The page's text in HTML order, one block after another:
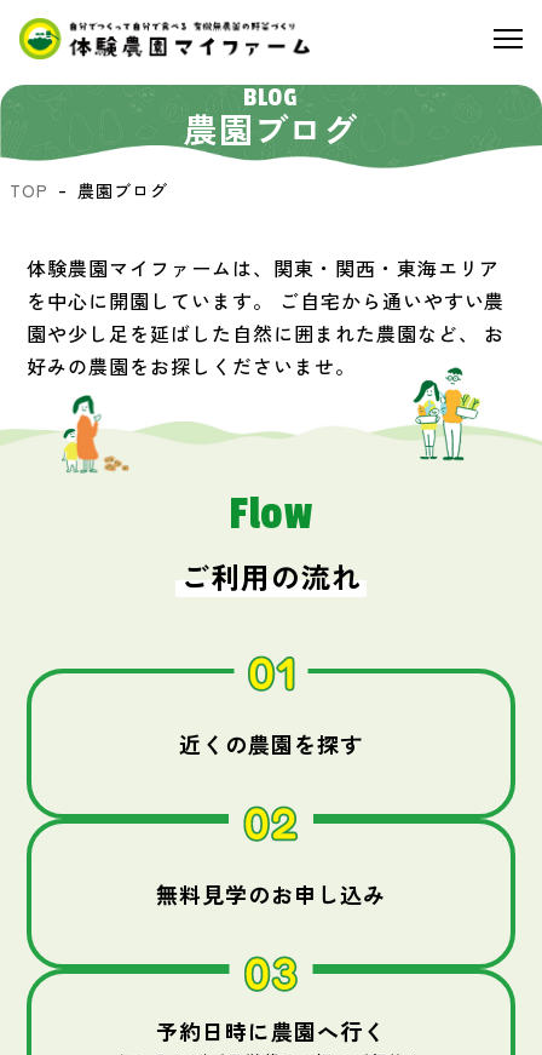
BLOG
農園ブログ
TOP 農園ブログ
体験農園マイファームは、関東・関西・東海エリア
を中心に開園しています。
ご自宅から通いやすい農
園や少し足を延ばした自然に囲まれた農園など、
お
好みの農園をお探しくださいませ。
Flow
ご利用の流れ
近くの農園を探す
無料見学のお申し込み
予約日時に農園へ行く